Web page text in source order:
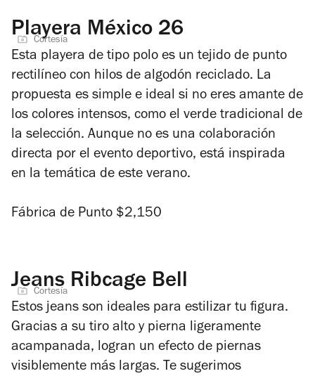
Playera México 26
Cortesía
Esta playera de tipo polo es un tejido de punto
rectilíneo con hilos de algodón reciclado. La
propuesta es simple e ideal si no eres amante de
los colores intensos, como el verde tradicional de
la selección. Aunque no es una colaboración
directa por el evento deportivo, está inspirada
en la temática de este verano.
Fábrica de Punto $2,150
Jeans Ribcage Bell
Cortesía
Estos jeans son ideales para estilizar tu figura.
Gracias a su tiro alto y pierna ligeramente
acampanada, logran un efecto de piernas
visiblemente más largas. Te sugerimos